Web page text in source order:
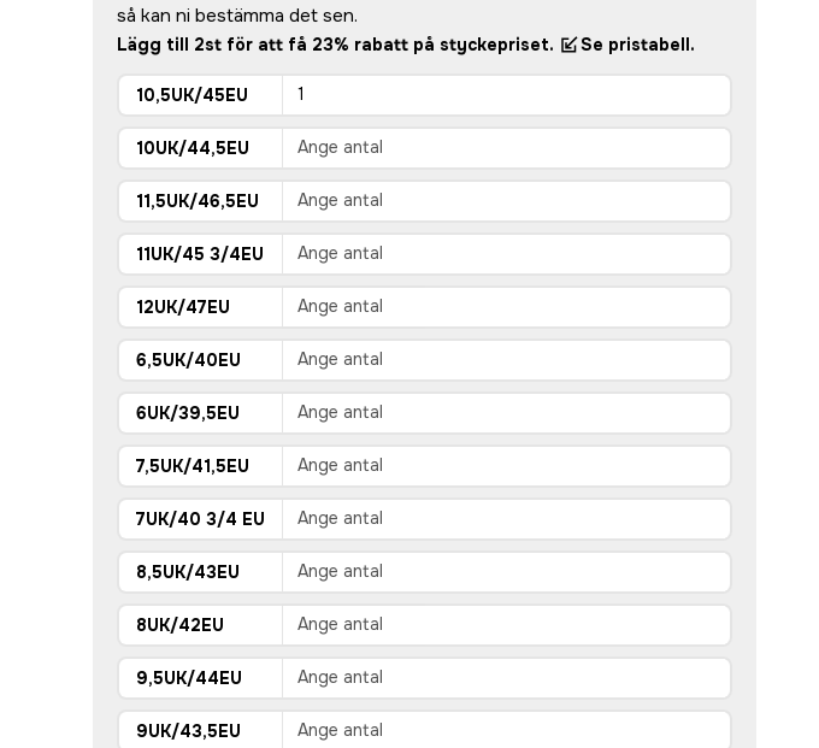
så kan ni bestämma det sen.
Lägg till 2st för att få 23% rabatt på styckepriset. Se pristabell.
10,5UK/45EU
10UK/44,5EU
11,5UK/46,5EU
11UK/45 3/4EU
12UK/47EU
6,5UK/40EU
6UK/39,5EU
7,5UK/41,5EU
7UK/40 3/4 EU
8,5UK/43EU
8UK/42EU
9,5UK/44EU
9UK/43,5EU